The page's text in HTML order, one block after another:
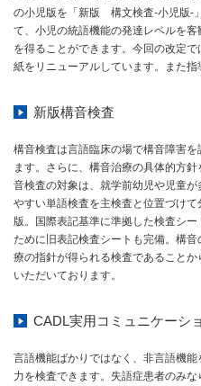
の小児版を「新版 構文検査-小児版-
て、小児の統語機能の発達レベルを
を得ることができます。今回の改定
紙をリニューアルしています。また指
新版構音検査
構音検査は言語臨床の場で構音障害
ます。さらに、構音治療の具体的方
音検査の対象は、就学前幼児や児童
やすい単語検査を主検査と位置づけ
版。国際表記基準に準拠した検査シ
ために旧表記検査シートも完備。構
療の指針が得られる検査であること
いただいております。
CADL実用コミュニケーシ
言語機能ばかりではなく、非言語機
力を検査できます。失語症患者のみ